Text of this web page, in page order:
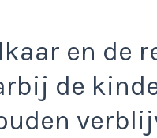
en de
de